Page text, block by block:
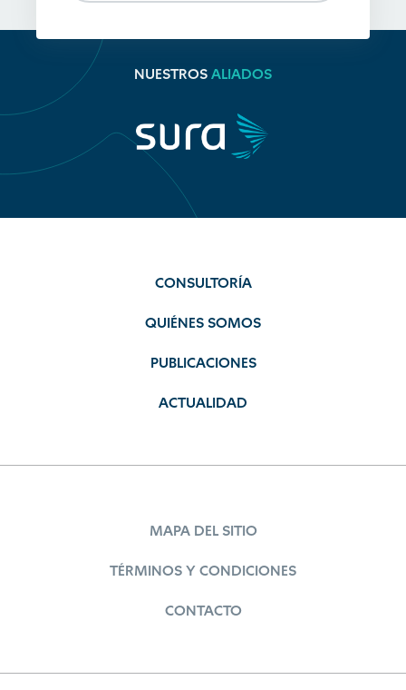
NUESTROS ALIADOS
CONSULTORÍA
QUIÉNES SOMOS
PUBLICACIONES
ACTUALIDAD
MAPA DEL SITIO
TÉRMINOS Y CONDICIONES
CONTACTO